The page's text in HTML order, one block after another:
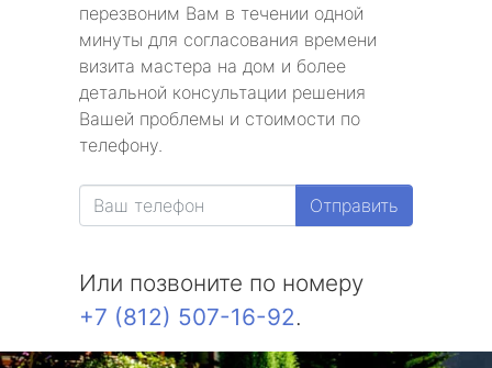
перезвоним Вам в течении одной
минуты для согласования времени
визита мастера на дом и более
детальной консультации решения
Вашей проблемы и стоимости по
телефону.
Отправить
Или позвоните по номеру
+7 (812) 507-16-92.